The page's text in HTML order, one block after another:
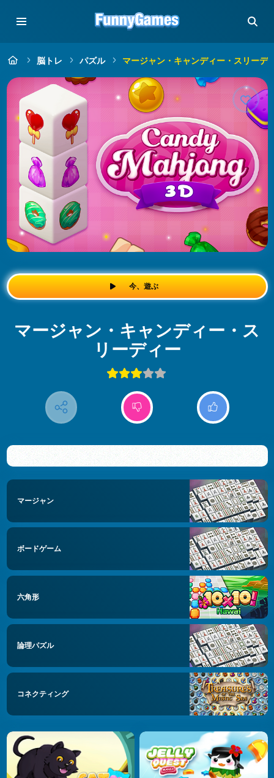
脳トレ パズル マージャン・キャンディー・スリーデ
今、遊ぶ
マージャン・キャンディー・ス
リーディー
マージャン
ボードゲーム
六角形
論理パズル
コネクティング